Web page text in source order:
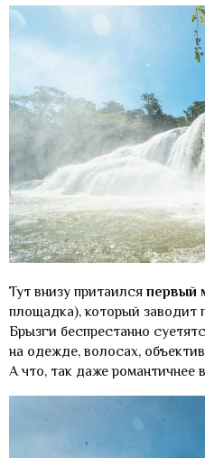
Тут внизу притаилсяпервый
площадка), который заводит
Брызги беспрестанно
на одежде, волосах,
А что, так даже романтичнее